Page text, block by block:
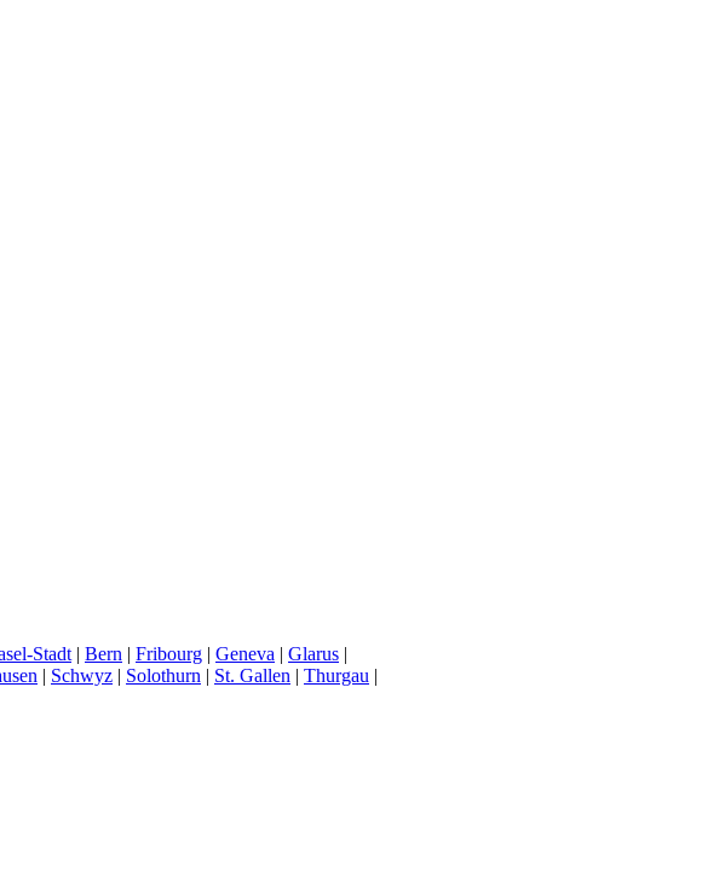
Stadt | Bern | Fribourg | Geneva | Glarus |
| Schwyz | Solothurn | St. Gallen | Thurgau |